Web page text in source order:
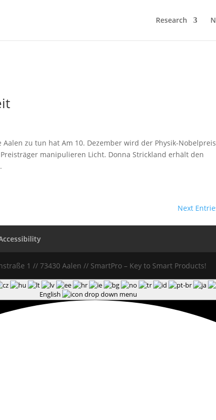
Research
zu tun hat Am 10. Dezember wird der Physik-Nobelpreis
manipulieren Licht. Donna Strickland erhält den
Next
1 // 73430 Aalen // SmartPro – Key to Smart Products!
English